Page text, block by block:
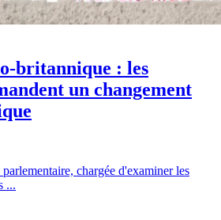
britannique : les
un changement
chargée d'examiner les
...